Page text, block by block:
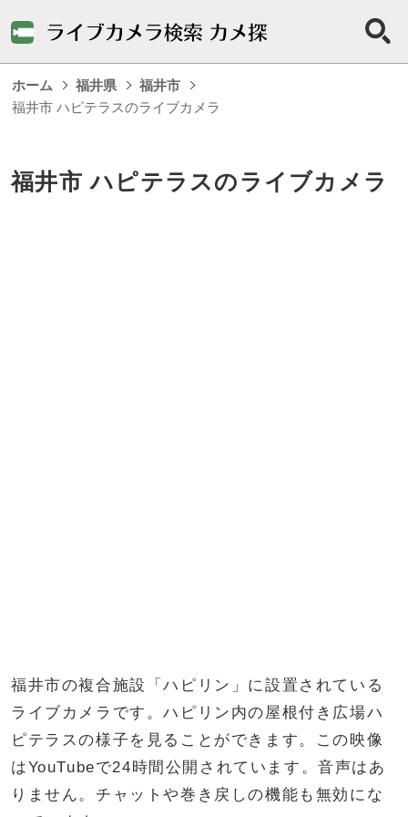
ホーム 福井県
福井市
福井市 ハピテラスのライブカメラ
福井市 ハピテラスのライブカメラ
福井市の複合施設「ハピリン」に設置されている
ライブカメラです。ハピリン内の屋根付き広場ハ
ピテラスの様子を見ることができます。この映像
はYouTubeで24時間公開されています。音声はあ
りません。チャットや巻き戻しの機能も無効にな